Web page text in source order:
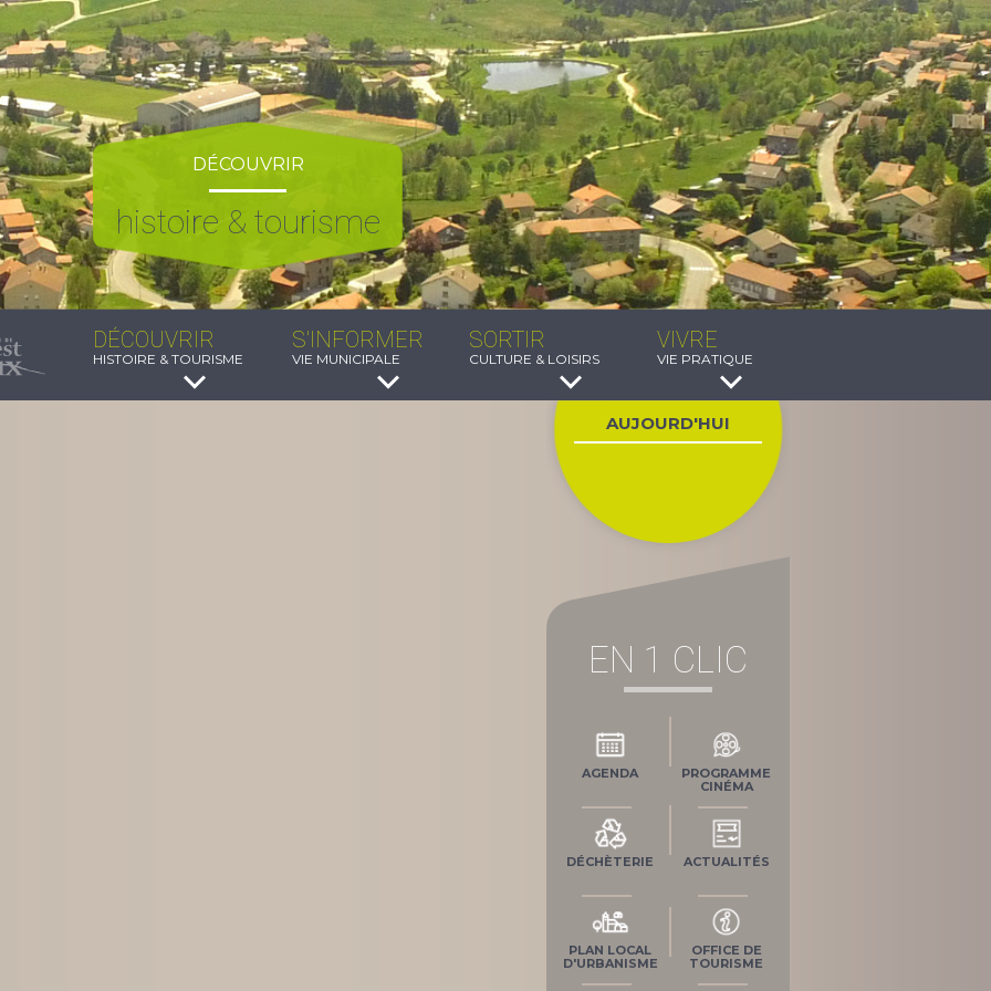
DÉCOUVRIR
histoire & tourisme
DÉCOUVRIR
HISTOIRE & TOURISME
S'INFORMER
VIE MUNICIPALE
SORTIR
CULTURE & LOISIRS
VIVRE
VIE PRATIQUE
AUJOURD'HUI
EN 1 CLIC
AGENDA
PROGRAMME
CINÉMA
DÉCHÈTERIE ACTUALITÉS
PLAN LOCAL
D'URBANISME
OFFICE DE
TOURISME